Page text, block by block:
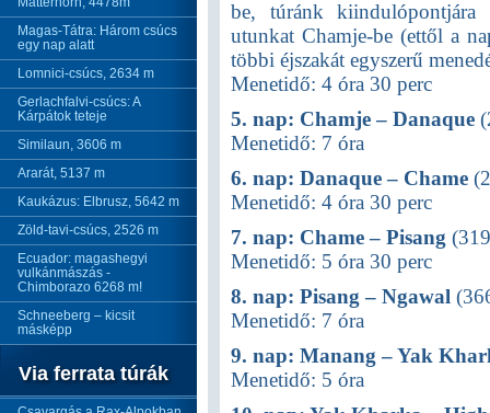
Magas-Tátra: Három csúcs
egy nap alatt
Lomnici-csúcs, 2634 m
Gerlachfalvi-csúcs: A
Kárpátok teteje
Similaun, 3606 m
Ararát, 5137 m
Kaukázus: Elbrusz, 5642 m
Zöld-tavi-csúcs, 2526 m
Ecuador: magashegyi
vulkánmászás -
Chimborazo 6268 m!
Schneeberg – kicsit
másképp
Via ferrata túrák
be, túránk
utunkat Chamje-be (ettől a
többi éjszakát egyszerű
Menetidő: 4 óra 30 perc
5. nap: Chamje – Danaque
Menetidő: 7 óra
6. nap: Danaque – Chame
Menetidő: 4 óra 30 perc
7. nap: Chame – Pisang
Menetidő: 5 óra 30 perc
8. nap: Pisang – Ngawal
Menetidő: 7 óra
9. nap: Manang – Yak
Menetidő: 5 óra